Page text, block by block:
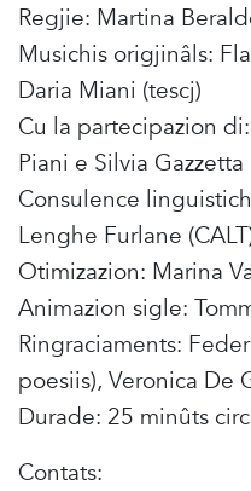
Regjie: Martina
Musichis origjinâls:
Daria Miani (tescj)
Cu la partecipazion
Piani e Silvia Gazzetta
Consulence
Lenghe Furlane
Otimizazion: Marina
Animazion sigle:
Ringraciaments:
poesiis), Veronica De
Durade: 25 minûts
Contats: